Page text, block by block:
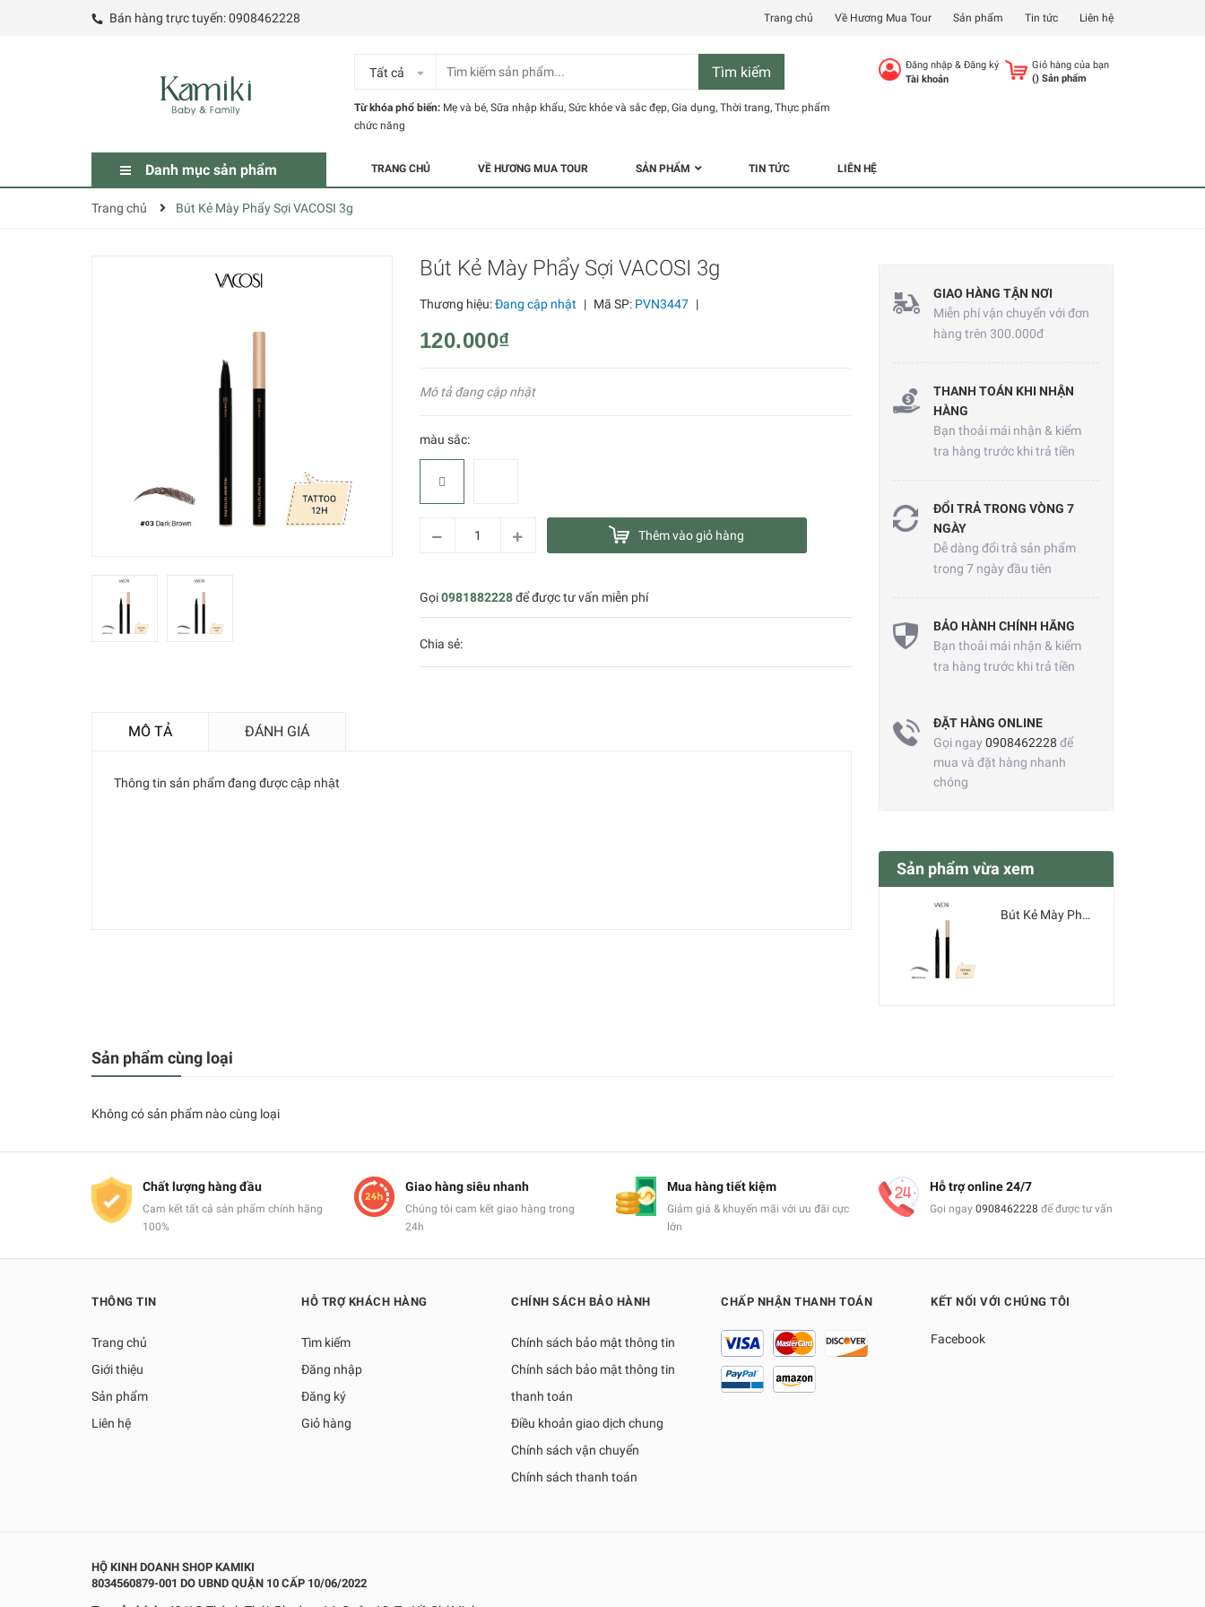
Bán hàng trực tuyến:0908462228 Trang chủ Về Hương Mua Tour Sản phẩm Tin tức Liên hệ
Tất cả Tìm kiếm
Từ khóa phổ biến: Mẹ và bé, Sữa nhập khẩu, Sức khỏe và sắc đẹp, Gia dụng, Thời trang, Thực phẩm
chức năng
Đăng nhập& Đăng ký
Tài khoản
Giỏ hàng của bạn
() Sản phẩm
Danh mục sản phẩm TRANG CHỦ VỀ HƯƠNG MUA TOUR SẢN PHẨM TIN TỨC LIÊN HỆ
Trang chủ Bút Kẻ Mày Phẩy Sợi VACOSI 3g
Bút Kẻ Mày Phẩy Sợi VACOSI 3g
Thương hiệu:Đang cập nhật | Mã SP: PVN3447 |
120.000₫
Mô tả đang cập nhật
màu sắc:
Thêm vào giỏ hàng
Gọi0981882228để được tư vấn miễn phí
Chia sẻ:
MÔ TẢ ĐÁNH GIÁ
Thông tin sản phẩm đang được cập nhật
GIAO HÀNG TẬN NƠI
Miễn phí vận chuyển với đơn
hàng trên 300.000đ
THANH TOÁN KHI NHẬN
HÀNG
Bạn thoải mái nhận & kiểm
tra hàng trước khi trả tiền
ĐỔI TRẢ TRONG VÒNG 7
NGÀY
Dễ dàng đổi trả sản phẩm
trong 7 ngày đầu tiên
BẢO HÀNH CHÍNH HÃNG
Bạn thoải mái nhận & kiểm
tra hàng trước khi trả tiền
ĐẶT HÀNG ONLINE
Gọi ngay 0908462228 để
mua và đặt hàng nhanh
chóng
Sản phẩm vừa xem
Bút Kẻ Mày Phẩy Sợi VACOSI 3g
Sản phẩm cùng loại
Không có sản phẩm nào cùng loại
Chất lượng hàng đầu
Cam kết tất cả sản phẩm chính hãng
100%
Giao hàng siêu nhanh
Chúng tôi cam kết giao hàng trong
24h
Mua hàng tiết kiệm
Giảm giá & khuyến mãi với ưu đãi cực
lớn
Hỗ trợ online 24/7
Gọi ngay 0908462228 để được tư vấn
THÔNG TIN
Trang chủ
Giới thiệu
Sản phẩm
Liên hệ
HỖ TRỢ KHÁCH HÀNG
Tìm kiếm
Đăng nhập
Đăng ký
Giỏ hàng
CHÍNH SÁCH BẢO HÀNH
Chính sách bảo mật thông tin
Chính sách bảo mật thông tin
thanh toán
Điều khoản giao dịch chung
Chính sách vận chuyển
Chính sách thanh toán
CHẤP NHẬN THANH TOÁN KẾT NỐI VỚI CHÚNG TÔI
Facebook
HỘ KINH DOANH SHOP KAMIKI
8034560879-001 DO UBND QUẬN 10 CẤP 10/06/2022